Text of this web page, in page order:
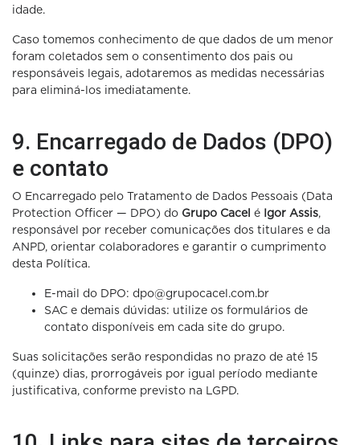
idade.
Caso tomemos conhecimento de que dados de um menor
foram coletados sem o consentimento dos pais ou
responsáveis legais, adotaremos as medidas necessárias
para eliminá-los imediatamente.
9. Encarregado de Dados (DPO)
e contato
O Encarregado pelo Tratamento de Dados Pessoais (Data
Protection Officer — DPO) do Grupo Cacel é Igor Assis,
responsável por receber comunicações dos titulares e da
ANPD, orientar colaboradores e garantir o cumprimento
desta Política.
E-mail do DPO: dpo@grupocacel.com.br
SAC e demais dúvidas: utilize os formulários de
contato disponíveis em cada site do grupo.
Suas solicitações serão respondidas no prazo de até 15
(quinze) dias, prorrogáveis por igual período mediante
justificativa, conforme previsto na LGPD.